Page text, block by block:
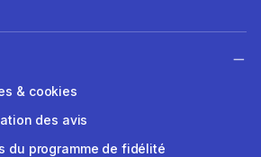
& cookies
des avis
du programme de fidélité